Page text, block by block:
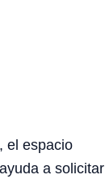
el espacio
a solicitar